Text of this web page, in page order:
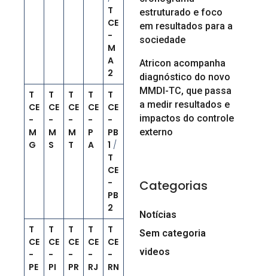
T
CE
-
M
A
2
T
CE
-
M
G
T
CE
-
M
S
T
CE
-
M
T
T
CE
-
P
A
T
CE
-
PB
1 /
T
CE
-
PB
2
T
CE
-
PE
T
CE
-
PI
T
CE
-
PR
T
CE
-
RJ
T
CE
-
RN
estruturado e foco
em resultados para a
sociedade
Atricon acompanha
diagnóstico do novo
MMDI-TC, que passa
a medir resultados e
impactos do controle
externo
Categorias
Notícias
Sem categoria
videos